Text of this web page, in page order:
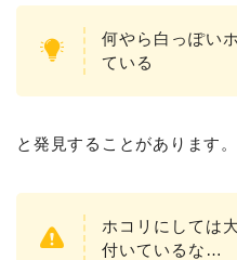
何やら白っぽい
ている
と発見することがあります。
ホコリにしては
付いているな…